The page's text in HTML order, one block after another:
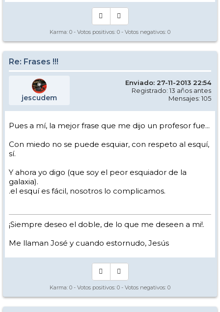
Karma: 0 - Votos positivos: 0 - Votos negativos: 0
Re: Frases !!!
jescudem
Enviado: 27-11-2013 22:54
Registrado: 13 años antes
Mensajes: 105
Pues a mí, la mejor frase que me dijo un profesor fue...
Con miedo no se puede esquiar, con respeto al esquí,
sí.
Y ahora yo digo (que soy el peor esquiador de la
galaxia).
.el esquí es fácil, nosotros lo complicamos.
¡Siempre deseo el doble, de lo que me deseen a mi!.
Me llaman José y cuando estornudo, Jesús
Karma: 0 - Votos positivos: 0 - Votos negativos: 0